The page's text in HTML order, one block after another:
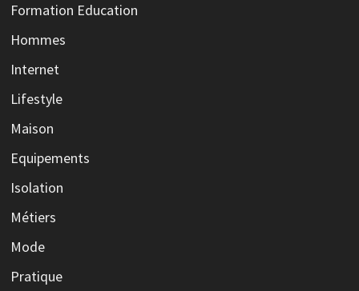
Formation Education
Hommes
Internet
Lifestyle
Maison
Equipements
Isolation
Métiers
Mode
Pratique